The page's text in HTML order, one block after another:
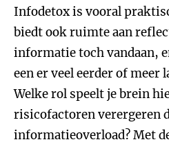
Infodetox is vooral
biedt ook ruimte aan
informatie toch vandaan,
een er veel eerder of meer
Welke rol speelt je brein
risicofactoren verergeren
informatieoverload? Met